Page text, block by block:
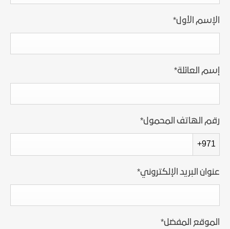
الإسم الأول*
إسم العائلة*
رقم الهاتف المحمول*
+971
عنوان البريد الإلكتروني*
الموقع المفضل*